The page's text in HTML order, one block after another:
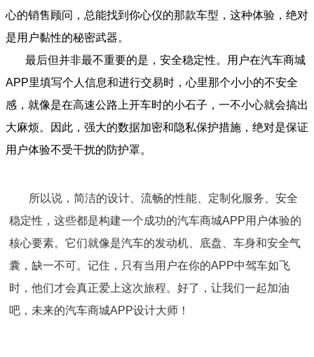
心的销售顾问，总能找到你心仪的那款车型，这种体验，绝对
是用户黏性的秘密武器。
最后但并非最不重要的是，安全稳定性。用户在汽车商城
APP里填写个人信息和进行交易时，心里那个小小的不安全
感，就像是在高速公路上开车时的小石子，一不小心就会搞出
大麻烦。因此，强大的数据加密和隐私保护措施，绝对是保证
用户体验不受干扰的防护罩。
所以说，简洁的设计、流畅的性能、定制化服务、安全
稳定性，这些都是构建一个成功的汽车商城APP用户体验的
核心要素。它们就像是汽车的发动机、底盘、车身和安全气
囊，缺一不可。记住，只有当用户在你的APP中驾车如飞
时，他们才会真正爱上这次旅程。好了，让我们一起加油
吧，未来的汽车商城APP设计大师！